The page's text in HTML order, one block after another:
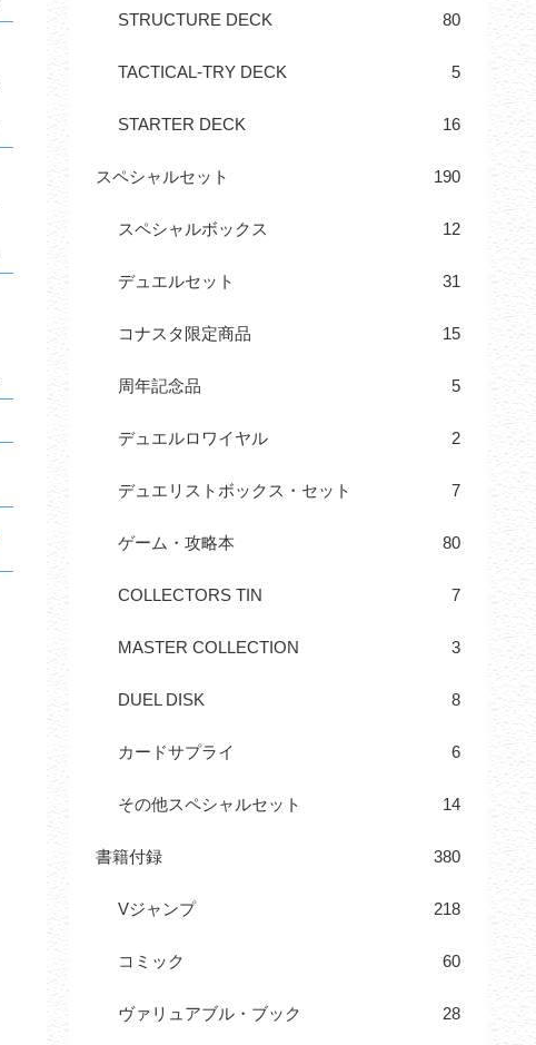
STRUCTURE DECK 80
TACTICAL-TRY DECK 5
STARTER DECK 16
スペシャルセット 190
スペシャルボックス 12
デュエルセット 31
コナスタ限定商品 15
周年記念品 5
デュエルロワイヤル 2
デュエリストボックス・セット 7
ゲーム・攻略本 80
COLLECTORS TIN 7
MASTER COLLECTION 3
DUEL DISK 8
カードサプライ 6
その他スペシャルセット 14
書籍付録 380
Vジャンプ 218
コミック 60
ヴァリュアブル・ブック 28